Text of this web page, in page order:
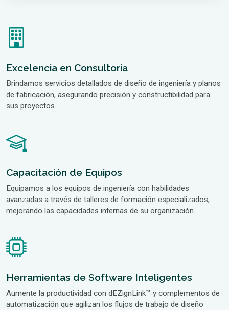
Excelencia en Consultoría
Brindamos servicios detallados de diseño de ingeniería y planos
de fabricación, asegurando precisión y constructibilidad para
sus proyectos.
Capacitación de Equipos
Equipamos a los equipos de ingeniería con habilidades
avanzadas a través de talleres de formación especializados,
mejorando las capacidades internas de su organización.
Herramientas de Software Inteligentes
Aumente la productividad con dEZignLink™ y complementos de
automatización que agilizan los flujos de trabajo de diseño